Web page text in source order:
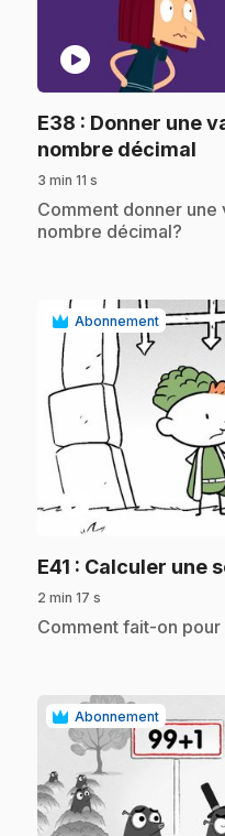
play_circle
E38 : Donner une
nombre décimal
3 min 11 s
.Comment donner
nombre décimal?
Abonnement
play_circle
E41 : Calculer une
2 min 17 s
.Comment fait-on
Abonnement